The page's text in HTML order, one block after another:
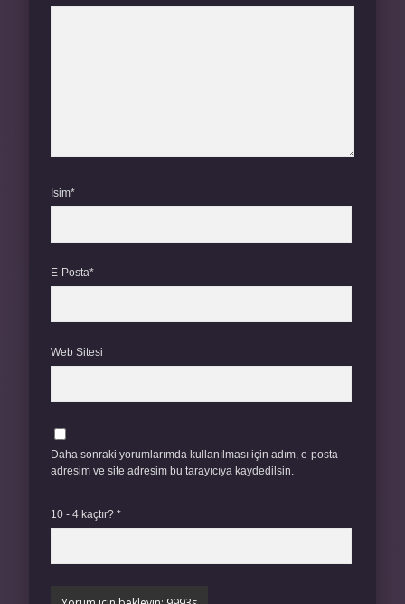
İsim*
E-Posta*
Web Sitesi
Daha sonraki yorumlarımda kullanılması için adım, e-posta
adresim ve site adresim bu tarayıcıya kaydedilsin.
10 - 4 kaçtır? *